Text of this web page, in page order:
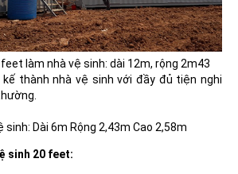
làm nhà vệ sinh: dài 12m, rộng 2m43
thành nhà vệ sinh với đầy đủ tiện nghi
sinh: Dài 6m Rộng 2,43m Cao 2,58m
sinh 20 feet: